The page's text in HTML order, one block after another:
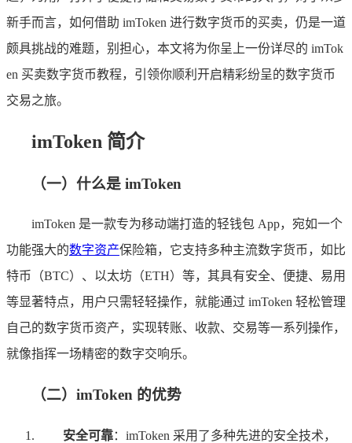
新手而言，如何借助 imToken 进行数字货币的买卖，仍是一道
颇具挑战的难题，别担心，本文将为你呈上一份详尽的 imTok
en 买卖数字货币教程，引领你顺利开启精彩纷呈的数字货币
交易之旅。
imToken 简介
（一）什么是 imToken
imToken 是一款专为移动端打造的轻钱包 App，宛如一个
功能强大的数字资产保险箱，它支持多种主流数字货币，如比
特币（BTC）、以太坊（ETH）等，其具有安全、便捷、易用
等显著特点，用户只需轻轻操作，就能通过 imToken 轻松管理
自己的数字货币资产，实现转账、收款、交易等一系列操作，
就像指挥一场精密的数字交响乐。
（二）imToken 的优势
安全可靠：imToken 采用了多种先进的安全技术，